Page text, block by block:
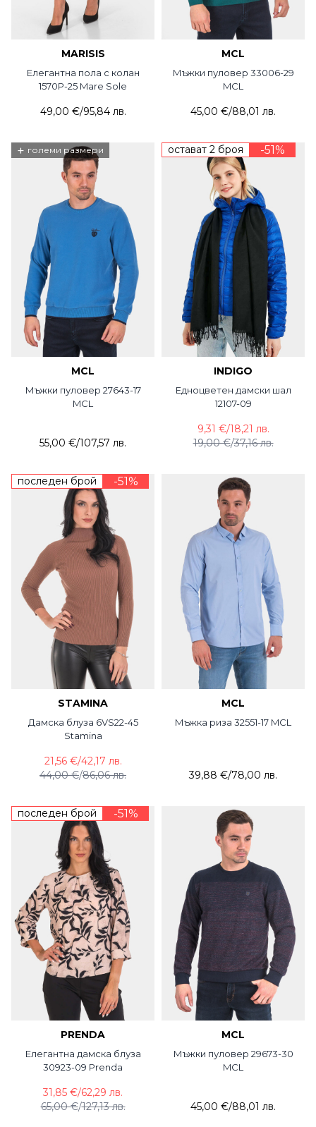
MARISIS
Елегантна пола с колан
1570P-25 Mare Sole
49,00 €/95,84 лв.
MCL
Мъжки пуловер 33006-29
MCL
45,00 €/88,01 лв.
+ големи размери
MCL
Мъжки пуловер 27643-17
MCL
55,00 €/107,57 лв.
остават 2 броя -51%
INDIGO
Едноцветен дамски шал
12107-09
19,00 €/37,16 лв.
9,31 €/18,21 лв.
последен брой -51%
STAMINA
Дамска блуза 6VS22-45
Stamina
44,00 €/86,06 лв.
21,56 €/42,17 лв.
MCL
Мъжка риза 32551-17 MCL
39,88 €/78,00 лв.
последен брой -51%
PRENDA
Елегантна дамска блуза
30923-09 Prenda
65,00 €/127,13 лв.
31,85 €/62,29 лв.
MCL
Мъжки пуловер 29673-30
MCL
45,00 €/88,01 лв.